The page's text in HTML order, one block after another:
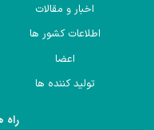
اخبار و مقالات
اطلاعات کشور ها
اعضا
تولید کننده ها
راه